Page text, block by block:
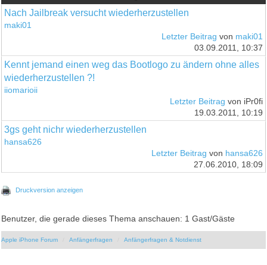
Nach Jailbreak versucht wiederherzustellen
maki01
Letzter Beitrag von maki01
03.09.2011, 10:37
Kennt jemand einen weg das Bootlogo zu ändern ohne alles
wiederherzustellen ?!
iiomarioii
Letzter Beitrag von iPr0fi
19.03.2011, 10:19
3gs geht nichr wiederherzustellen
hansa626
Letzter Beitrag von hansa626
27.06.2010, 18:09
Druckversion anzeigen
Benutzer, die gerade dieses Thema anschauen: 1 Gast/Gäste
Apple iPhone Forum Anfängerfragen Anfängerfragen & Notdienst